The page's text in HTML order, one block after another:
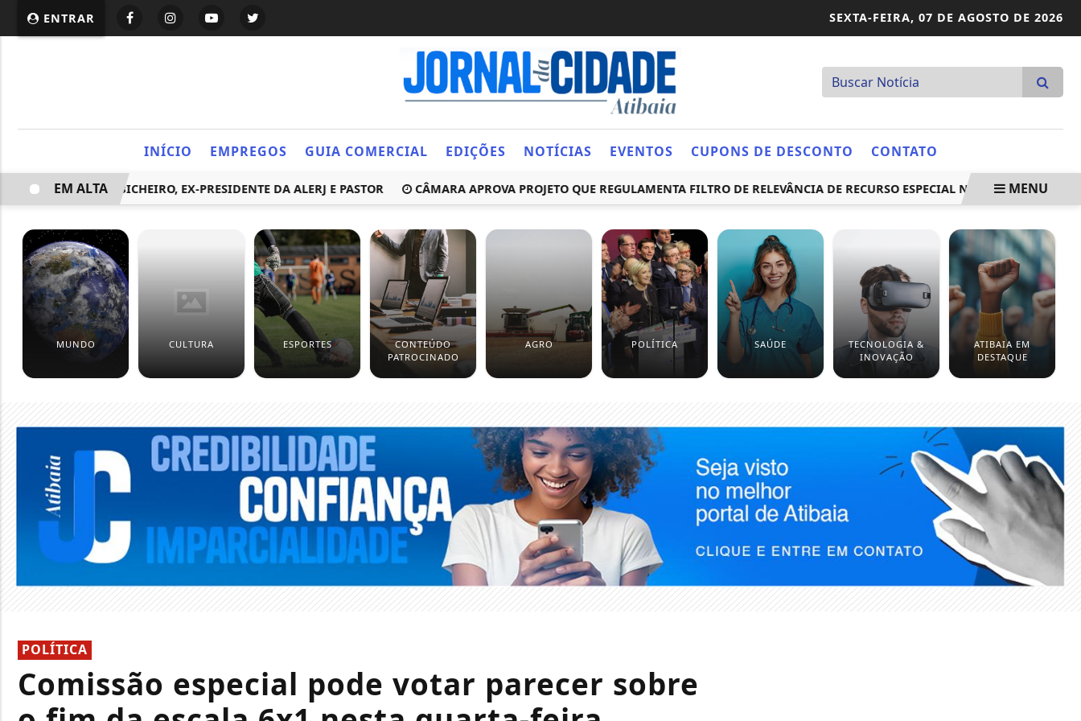
ENTRAR SEXTA-FEIRA, 07 DE AGOSTO DE 2026
INÍCIO EMPREGOS GUIA COMERCIAL EDIÇÕES NOTÍCIAS EVENTOS CUPONS DE DESCONTO CONTATO
PRISÃO DE BICHEIRO, EX-PRESIDENTE DA ALERJ E PASTOR CÂMARA APROVA PROJETO QUE REGULAMENTA FILTRO DE RELEVÂNCIA DE RECURSO ESPECIAL NO STJ PREFEITURA
EM ALTA MENU
MUNDO CULTURA ESPORTES
CONTEÚDO
PATROCINADO
AGRO POLÍTICA SAÚDE
TECNOLOGIA &
INOVAÇÃO
ATIBAIA EM
DESTAQUE
POLÍTICA
Comissão especial pode votar parecer sobre